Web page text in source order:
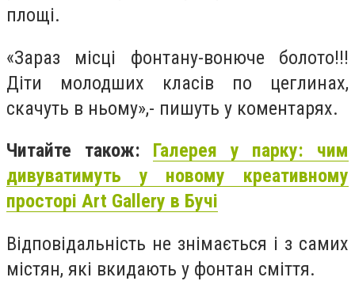
площі.
«Зараз місці фонтану-вонюче болото!!!
Діти молодших класів по цеглинах,
скачуть в ньому»,- пишуть у коментарях.
Читайте також: Галерея у парку: чим
дивуватимуть у новому креативному
просторі Art Gallery в Бучі
Відповідальність не знімається і з самих
містян, які вкидають у фонтан сміття.